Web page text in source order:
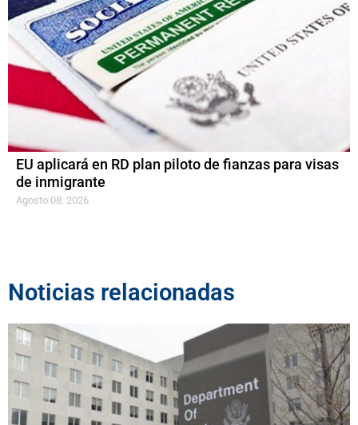
EU aplicará en RD plan piloto de fianzas para visas
de inmigrante
Agosto 08, 2026
Noticias relacionadas